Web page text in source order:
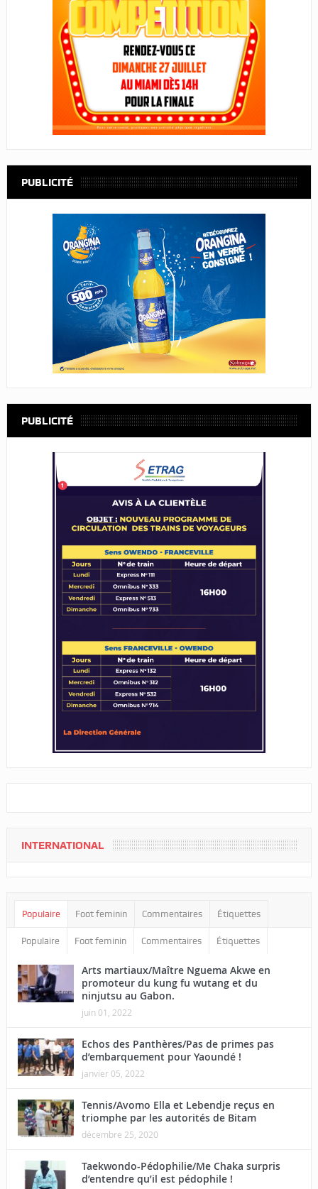
PUBLICITÉ
PUBLICITÉ
INTERNATIONAL
Populaire Foot feminin Commentaires Étiquettes
Populaire Foot feminin Commentaires Étiquettes
Arts martiaux/Maître Nguema Akwe en
promoteur du kung fu wutang et du
ninjutsu au Gabon.
juin 01, 2022
Echos des Panthères/Pas de primes pas
d’embarquement pour Yaoundé !
janvier 05, 2022
Tennis/Avomo Ella et Lebendje reçus en
triomphe par les autorités de Bitam
décembre 25, 2020
Taekwondo-Pédophilie/Me Chaka surpris
d’entendre qu’il est pédophile !